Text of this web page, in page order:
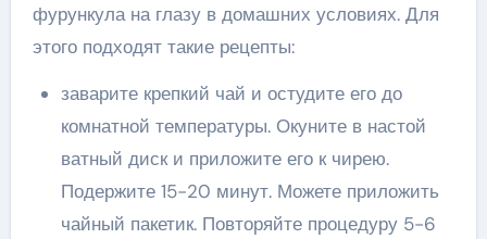
фурункула на глазу в домашних условиях. Для
этого подходят такие рецепты:
заварите крепкий чай и остудите его до
комнатной температуры. Окуните в настой
ватный диск и приложите его к чирею.
Подержите 15-20 минут. Можете приложить
чайный пакетик. Повторяйте процедуру 5-6